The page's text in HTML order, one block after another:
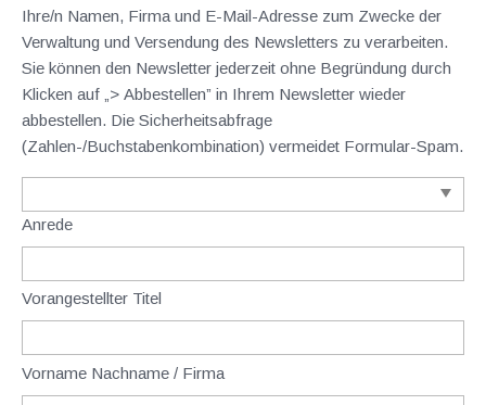
Ihre/n Namen, Firma und E-Mail-Adresse zum Zwecke der
Verwaltung und Versendung des Newsletters zu verarbeiten.
Sie können den Newsletter jederzeit ohne Begründung durch
Klicken auf „> Abbestellen” in Ihrem Newsletter wieder
abbestellen. Die Sicherheitsabfrage
(Zahlen-/Buchstabenkombination) vermeidet Formular-Spam.
Anrede
Vorangestellter Titel
Vorname Nachname / Firma